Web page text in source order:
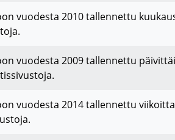
vuodesta 2010 tallennettu
vuodesta 2009 tallennettu
vuodesta 2014 tallennettu